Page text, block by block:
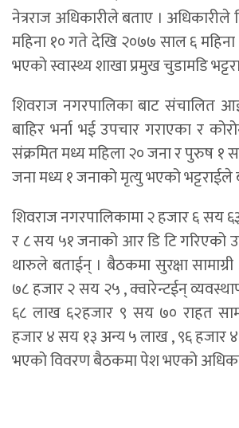
नेत्रराज अधिकारीले बताए । अधिकारीले
महिना १० गते देखि २०७७ साल ६
भएको स्वास्थ्य शाखा प्रमुख चुडामडि
शिवराज नगरपालिका बाट संचालित
बाहिर भर्ना भई उपचार गराएका र
संक्रमित मध्य महिला २० जना र पुरुष १
जना मध्य १ जनाको मृत्यु भएको भट्टराईले
शिवराज नगरपालिकामा २ हजार ६ सय
र ८ सय ५१ जनाको आर डि टि गरिएको
थारुले बताईन् । बैठकमा सुरक्षा
७८ हजार २ सय २५ , क्वारेन्टईन्
६८ लाख ६२हजार ९ सय ७० राहत
हजार ४ सय १३ अन्य ५ लाख , ९६ हजार
भएको विवरण बैठकमा पेश भएको